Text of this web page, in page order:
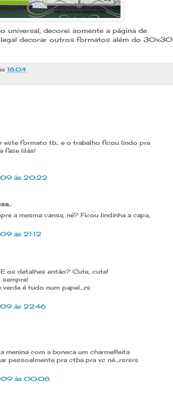
universal, decorei somente a página de
legal decorar outros formatos além do 30x30
18:04
este formato tb... e o trabalho ficou lindo pra
fase lilás!
às 20:22
a mesma cansa, né? Ficou lindinha a capa,
às 21:12
os detalhes então? Cute, cute!
verde é tudo num papel....rs
às 22:46
menina com a boneca um charme!!!eita
pessoalmente pra ctba pra vc né....rsrsrs
às 00:08